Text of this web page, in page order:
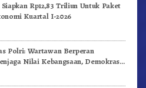
Rp12,83 Triliun Untuk Paket
Kuartal I-2026
Polri: Wartawan Berperan
Nilai Kebangsaan, Demokrasi,